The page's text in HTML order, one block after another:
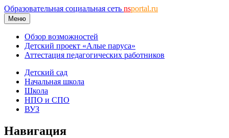
Образовательная социальная сеть nsportal.ru
Меню
Обзор возможностей
Детский проект «Алые паруса»
Аттестация педагогических работников
Детский сад
Начальная школа
Школа
НПО и СПО
ВУЗ
Навигация